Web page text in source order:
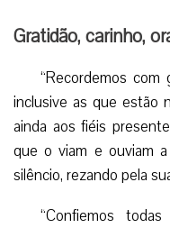
Gratidão, carinho,
“Recordemos com
inclusive as que estão
ainda aos fiéis
que o viam e ouviam
silêncio, rezando pela
“Confiemos